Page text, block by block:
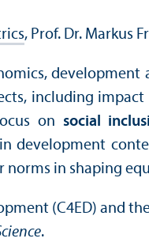
, Prof. Dr. Markus
development
including
on social
in shaping
(C4ED) and
.